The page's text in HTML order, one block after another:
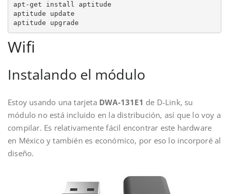
apt-get install aptitude
aptitude update
aptitude upgrade
Wifi
Instalando el módulo
Estoy usando una tarjeta DWA-131E1 de D-Link, su
módulo no está incluido en la distribución, así que lo voy a
compilar. Es relativamente fácil encontrar este hardware
en México y también es económico, por eso lo incorporé al
diseño.